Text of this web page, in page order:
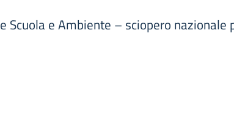
Scuola e Ambiente – sciopero